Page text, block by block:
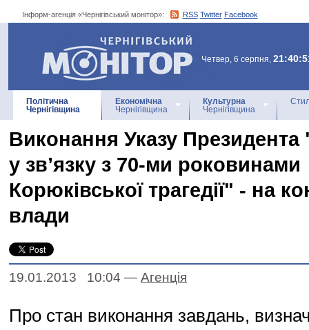
Інформ-агенція «Чернігівський монітор»: RSS Twitter Facebook
Інформ-агенція
«Чернігівський монітор»
Четвер, 6 серпня,
Політична
Чернігівщина
Економічна
Чернігівщина
Культурна
Чернігівщина
Виконання Указу
у зв’язку з 70-ми роковинами
Корюківської трагедії" - на
влади
19.01.2013 10:04 — Агенцiя
Про стан виконання завдань,